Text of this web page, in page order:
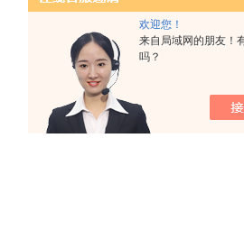
欢迎您！
来自局域网的朋友！
吗？